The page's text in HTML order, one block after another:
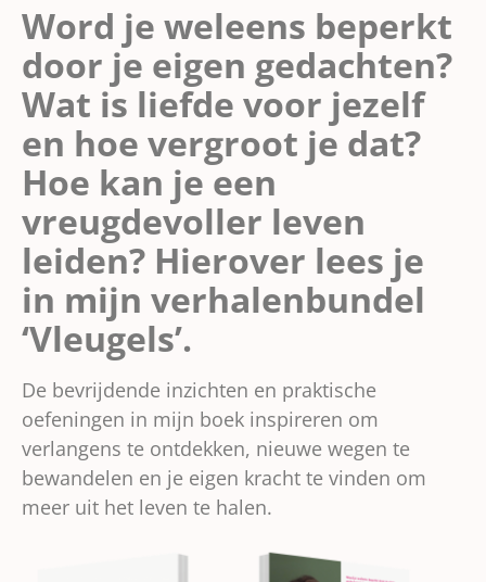
Word je weleens beperkt
door je eigen gedachten?
Wat is liefde voor jezelf
en hoe vergroot je dat?
Hoe kan je een
vreugdevoller leven
leiden? Hierover lees je
in mijn verhalenbundel
‘Vleugels’.
De bevrijdende inzichten en praktische
oefeningen in mijn boek inspireren om
verlangens te ontdekken, nieuwe wegen te
bewandelen en je eigen kracht te vinden om
meer uit het leven te halen.